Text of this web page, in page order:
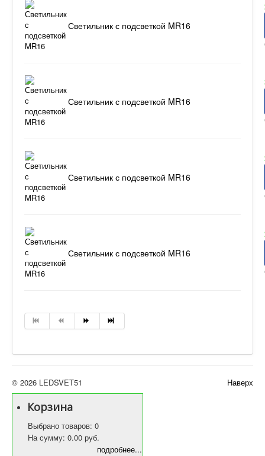
Светильник с подсветкой MR16
Светильник с подсветкой MR16
Светильник с подсветкой MR16
Светильник с подсветкой MR16
Наверх
© 2026 LEDSVET51
Корзина
Выбрано товаров: 0
На сумму: 0.00 руб.
подробнее...